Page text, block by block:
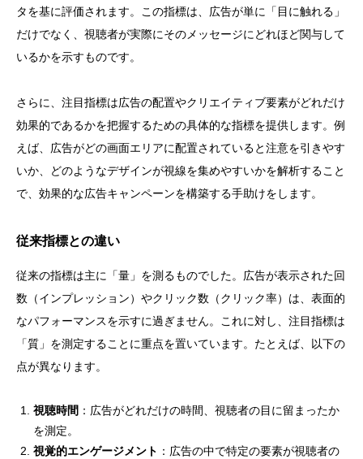
タを基に評価されます。この指標は、広告が単に「目に触れる」
だけでなく、視聴者が実際にそのメッセージにどれほど関与して
いるかを示すものです。
さらに、注目指標は広告の配置やクリエイティブ要素がどれだけ
効果的であるかを把握するための具体的な指標を提供します。例
えば、広告がどの画面エリアに配置されていると注意を引きやす
いか、どのようなデザインが視線を集めやすいかを解析すること
で、効果的な広告キャンペーンを構築する手助けをします。
従来指標との違い
従来の指標は主に「量」を測るものでした。広告が表示された回
数（インプレッション）やクリック数（クリック率）は、表面的
なパフォーマンスを示すに過ぎません。これに対し、注目指標は
「質」を測定することに重点を置いています。たとえば、以下の
点が異なります。
視聴時間 ：広告がどれだけの時間、視聴者の目に留まったか
を測定。
視覚的エンゲージメント ：広告の中で特定の要素が視聴者の